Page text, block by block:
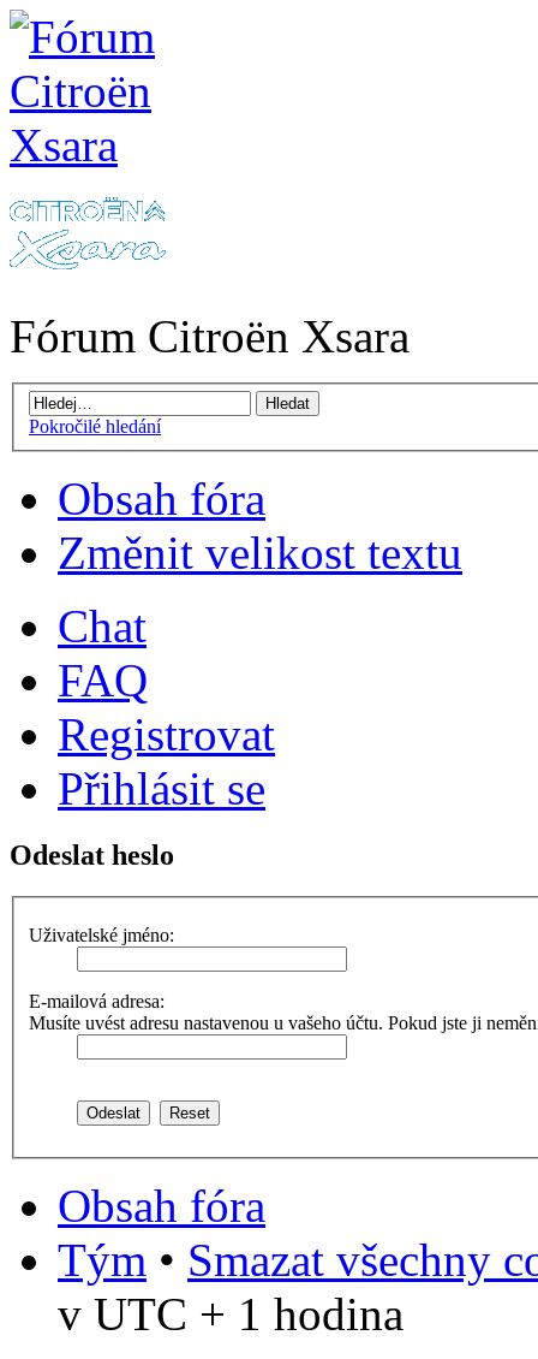
Fórum Citroën Xsara
Pokročilé hledání
Obsah fóra
Změnit velikost textu
Chat
FAQ
Registrovat
Přihlásit se
Odeslat heslo
Uživatelské jméno:
E-mailová adresa:
Musíte uvést adresu nastavenou u vašeho účtu. Pokud jste ji
Obsah fóra
Tým • Smazat všechny
v UTC + 1 hodina